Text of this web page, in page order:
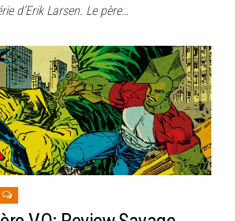
d’Erik Larsen. Le père…